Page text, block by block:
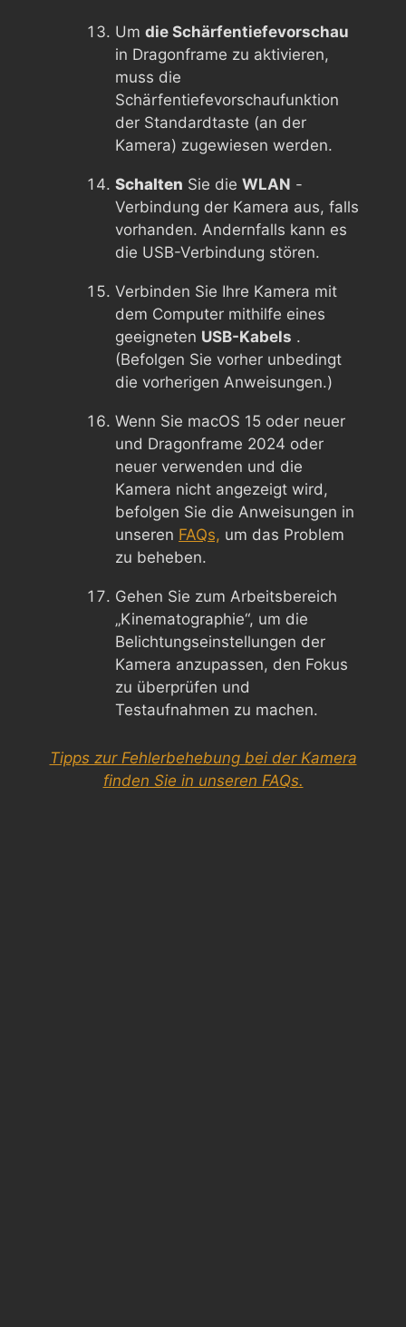
Um die Schärfentiefevorschau
in Dragonframe zu aktivieren,
muss die
Schärfentiefevorschaufunktion
der Standardtaste (an der
Kamera) zugewiesen werden.
Schalten Sie die WLAN -
Verbindung der Kamera aus, falls
vorhanden. Andernfalls kann es
die USB-Verbindung stören.
Verbinden Sie Ihre Kamera mit
dem Computer mithilfe eines
geeigneten USB-Kabels .
(Befolgen Sie vorher unbedingt
die vorherigen Anweisungen.)
Wenn Sie macOS 15 oder neuer
und Dragonframe 2024 oder
neuer verwenden und die
Kamera nicht angezeigt wird,
befolgen Sie die Anweisungen in
unseren FAQs, um das Problem
zu beheben.
Gehen Sie zum Arbeitsbereich
„Kinematographie“, um die
Belichtungseinstellungen der
Kamera anzupassen, den Fokus
zu überprüfen und
Testaufnahmen zu machen.
Tipps zur Fehlerbehebung bei der Kamera
finden Sie in unseren FAQs.